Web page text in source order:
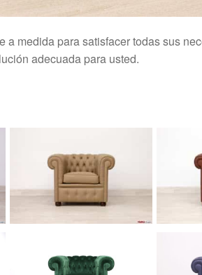
medida para satisfacer todas sus
adecuada para usted.